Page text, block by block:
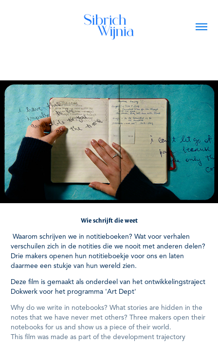
Wie schrijft die weet
Waarom schrijven we in notitieboeken? Wat voor verhalen
verschuilen zich in de notities die we nooit met anderen delen?
Drie makers openen hun notitieboekje voor ons en laten
daarmee een stukje van hun wereld zien.
Deze film is gemaakt als onderdeel van het ontwikkelingstraject
Dokwerk voor het programma 'Art Dept'
Why do we write in notebooks? What stories are hidden in the
notes that we have never met others? Three makers open their
notebooks for us and show us a piece of their world.
This film was made as part of the development trajectory